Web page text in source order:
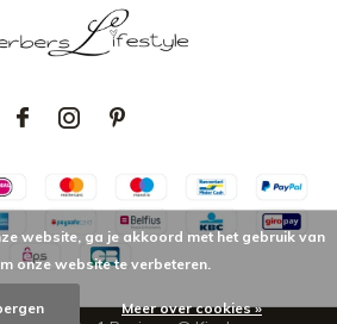
website, ga je akkoord met het gebruik van
onze website te verbeteren.
Meer over cookies »